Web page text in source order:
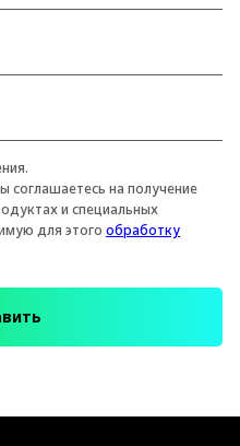
соглашаетесь на получение
и специальных
для этого обработку